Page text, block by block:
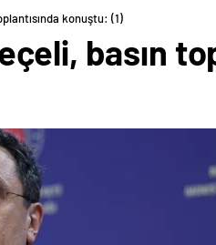
konuştu: (1)
basın